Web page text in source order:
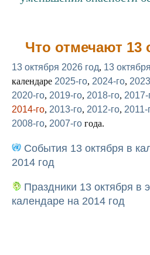
Что отмечают 13
13 октября 2026 год, 13
календаре 2025-го, 2024-го,
2020-го, 2019-го, 2018-го, 2017-
2014-го, 2013-го, 2012-го, 2011-
2008-го, 2007-го года.
События 13 октября в
2014 год
Праздники 13 октября в
календаре на 2014 год